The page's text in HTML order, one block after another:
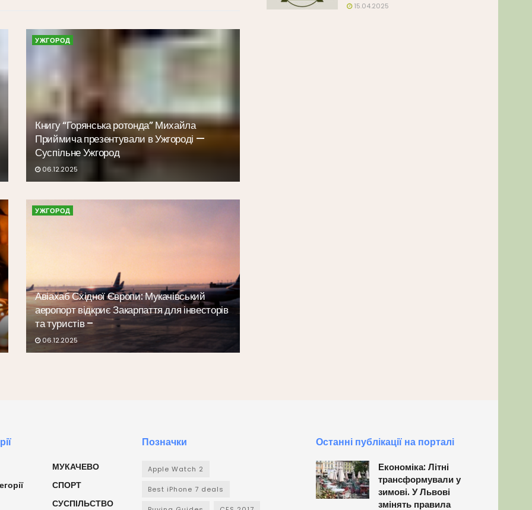
УЖГОРОД
Книгу “Горянська ротонда” Михайла
Приймича презентували в Ужгороді —
Суспільне Ужгород
06.12.2025
УЖГОРОД
Авіахаб Східної Європи: Мукачівський
аеропорт відкриє Закарпаття для інвесторів
та туристів –
06.12.2025
15.04.2025
МУКАЧЕВО
СПОРТ
СУСПІЛЬСТВО
Позначки
Apple Watch 2
Best iPhone 7 deals
Останні публікації на порталі
Економіка: Літні
трансформували у
зимові. У Львові
змінять правила